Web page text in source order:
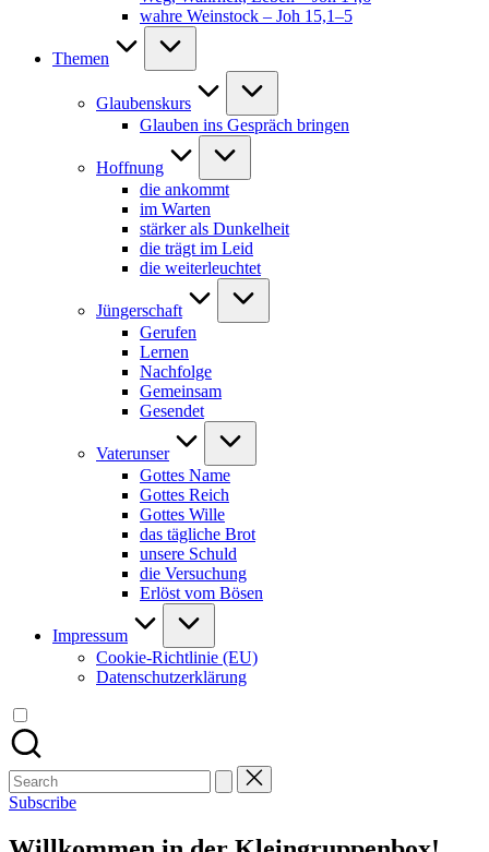
wahre Weinstock – Joh 15,1–5
Themen
Glaubenskurs
Glauben ins Gespräch bringen
Hoffnung
die ankommt
im Warten
stärker als Dunkelheit
die trägt im Leid
die weiterleuchtet
Jüngerschaft
Gerufen
Lernen
Nachfolge
Gemeinsam
Gesendet
Vaterunser
Gottes Name
Gottes Reich
Gottes Wille
das tägliche Brot
unsere Schuld
die Versuchung
Erlöst vom Bösen
Impressum
Cookie-Richtlinie (EU)
Datenschutzerklärung
Search
for:
Subscribe